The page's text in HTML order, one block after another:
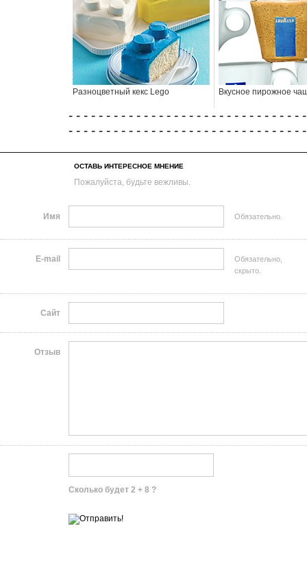
Разноцветный кекс Lego Вкусное пирожное
- - - - - - - - - - - - - - - - - - - - - - - - - - - - - - -
- - - - - - - - - - - - - - - - - - - - - - - - - - - - - - -
ОСТАВЬ ИНТЕРЕСНОЕ МНЕНИЕ
Пожалуйста, будьте вежливы.
Имя Обязательно.
E-mail
Обязательно,
скрыто.
Сайт
Отзыв
Сколько будет 2 + 8 ?